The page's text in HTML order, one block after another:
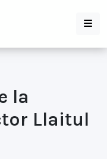
la
Llaitul